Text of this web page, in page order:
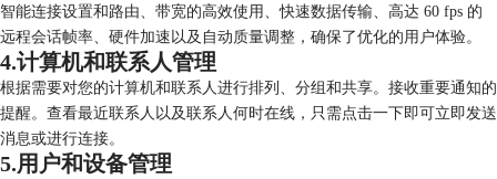
智能连接设置和路由、带宽的高效使用、快速数据传输、高达 60 fps 的
远程会话帧率、硬件加速以及自动质量调整，确保了优化的用户体验。
4.计算机和联系人管理
根据需要对您的计算机和联系人进行排列、分组和共享。接收重要通知的
提醒。查看最近联系人以及联系人何时在线，只需点击一下即可立即发送
消息或进行连接。
5.用户和设备管理